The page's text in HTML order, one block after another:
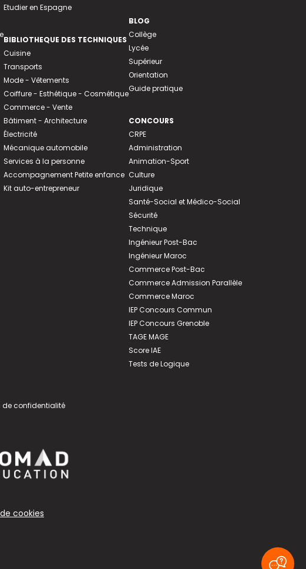
Etudier en Espagne
BIBLIOTHEQUE DES TECHNIQUES
Cuisine
Transports
Mode - Vêtements
Coiffure - Esthétique - Cosmétique
Commerce - Vente
Bâtiment - Architecture
Électricité
Mécanique automobile
Services à la personne
Accompagnement Petite enfance
Kit auto-entrepreneur
BLOG
Collège
Lycée
Supérieur
Orientation
Guide pratique
CONCOURS
CRPE
Administration
Animation-Sport
Culture
Juridique
Santé-Social et Médico-Social
Sécurité
Technique
Ingénieur Post-Bac
Ingénieur Maroc
Commerce Post-Bac
Commerce Admission Parallèle
Commerce Maroc
IEP Concours Commun
IEP Concours Grenoble
TAGE MAGE
Score IAE
Tests de Logique
de confidentialité
cookies